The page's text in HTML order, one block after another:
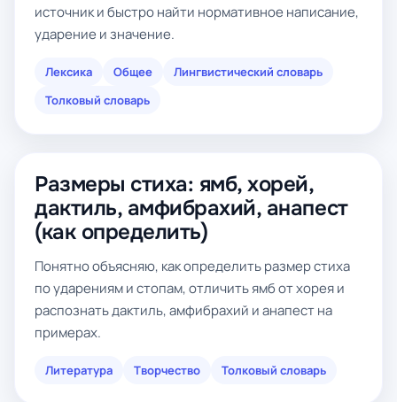
источник и быстро найти нормативное написание,
ударение и значение.
Лексика Общее
Лингвистический словарь
Толковый словарь
Размеры стиха: ямб, хорей,
дактиль, амфибрахий, анапест
(как определить)
Понятно объясняю, как определить размер стиха
по ударениям и стопам, отличить ямб от хорея и
распознать дактиль, амфибрахий и анапест на
примерах.
Литература Творчество Толковый словарь